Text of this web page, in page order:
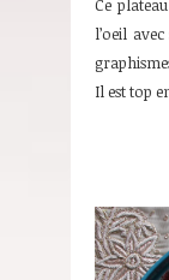
Ce
l’oeil
Il est top